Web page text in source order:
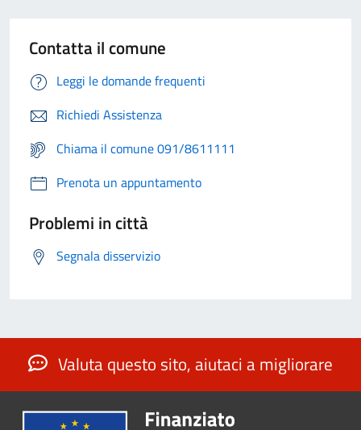
Contatta il comune
Leggi le domande frequenti
Richiedi Assistenza
Chiama il comune 091/8611111
Prenota un appuntamento
Problemi in città
Segnala disservizio
Valuta questo sito, aiutaci a migliorare